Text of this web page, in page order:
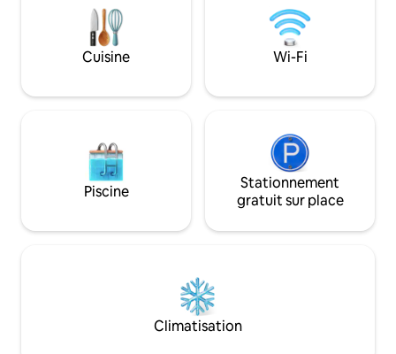
STATIONNEMENT PRATIQUE. Vous serez
à proximité des restaurants du centre-
ville, du Palais des congrès (1,4 mile) et
de Disneyland (15 miles). Remarque : il
d'inviter des voyageurs supplémentaires
résidents de
déménager dans
calme, mais
choses que nous
vous apprécierez
Cuisine Wi-Fi
Piscine
Stationnement
gratuit sur place
Climatisation